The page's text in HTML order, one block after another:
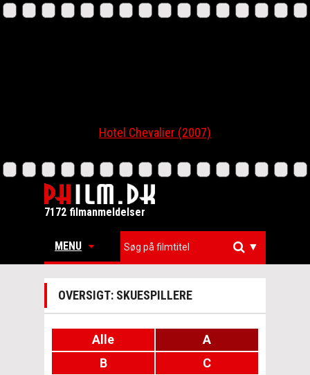
Hotel Chevalier (2007)
7172 filmanmeldelser
MENU ▼
OVERSIGT: SKUESPILLERE
Alle
A
B
C